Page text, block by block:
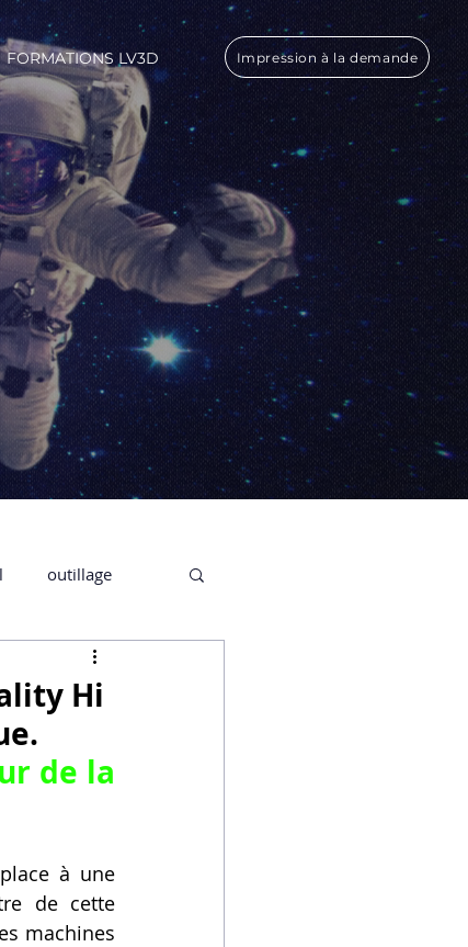
FORMATIONS LV3D Impression à la demande
outillage
en Ligne
Hi
de la
à une
de cette
machines